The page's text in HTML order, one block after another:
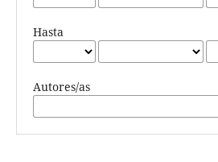
Hasta
Autores/as